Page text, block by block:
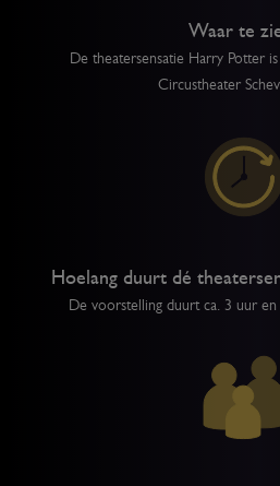
Waar te
De theatersensatie Harry Potter
Circustheater
Hoelang duurt dé
De voorstelling duurt ca. 3 uur